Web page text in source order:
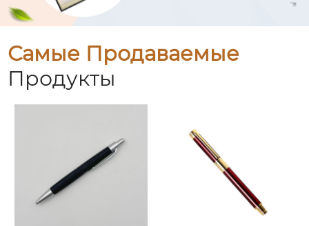
Самые Продаваемые
Продукты